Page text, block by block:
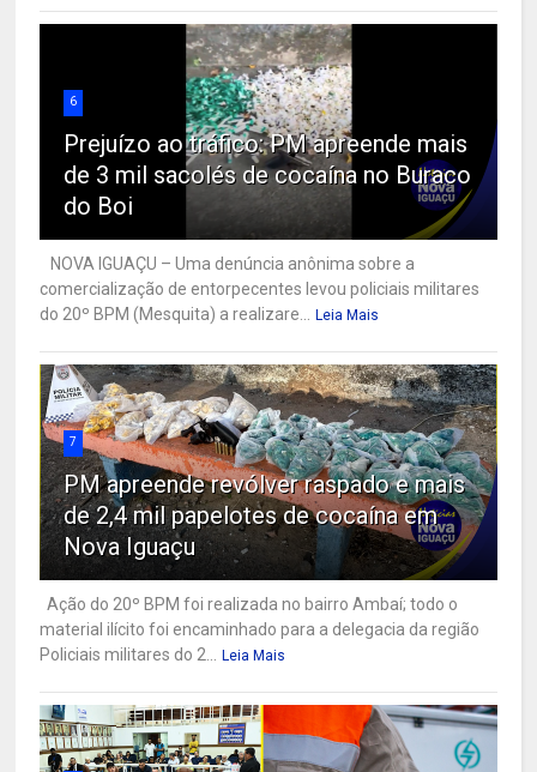
6
Prejuízo ao tráfico: PM apreende mais
de 3 mil sacolés de cocaína no Buraco
do Boi
NOVA IGUAÇU – Uma denúncia anônima sobre a
comercialização de entorpecentes levou policiais militares
do 20º BPM (Mesquita) a realizare...
Leia Mais
7
PM apreende revólver raspado e mais
de 2,4 mil papelotes de cocaína em
Nova Iguaçu
Ação do 20º BPM foi realizada no bairro Ambaí; todo o
material ilícito foi encaminhado para a delegacia da região
Policiais militares do 2...
Leia Mais